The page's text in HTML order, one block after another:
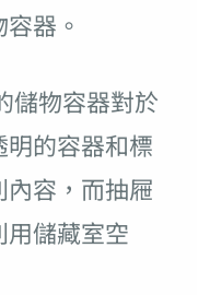
器。
儲物容器對於
的容器和標
容，而抽屜
儲藏室空